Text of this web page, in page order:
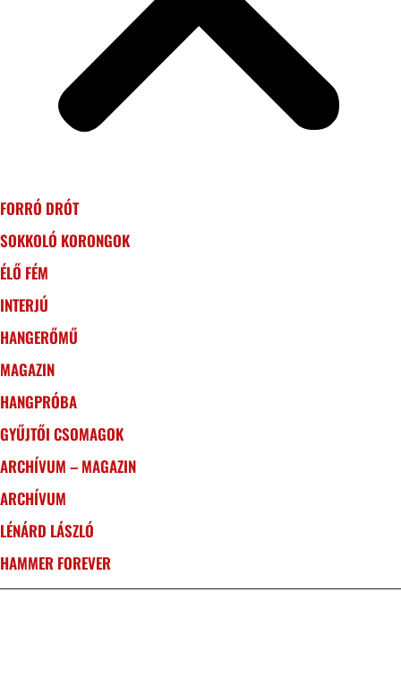
FORRÓ DRÓT
SOKKOLÓ KORONGOK
ÉLŐ FÉM
INTERJÚ
HANGERŐMŰ
MAGAZIN
HANGPRÓBA
GYŰJTŐI CSOMAGOK
ARCHÍVUM – MAGAZIN
ARCHÍVUM
LÉNÁRD LÁSZLÓ
HAMMER FOREVER